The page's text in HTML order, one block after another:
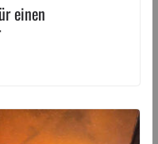
einen